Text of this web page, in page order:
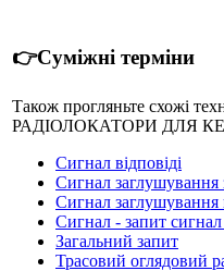
👉Суміжні терміни
Також прогляньте схожі
РАДІОЛОКАТОРИ ДЛЯ
Сигнал відповіді
Сигнал заглушування
Сигнал заглушування
Сигнал - запит
Загальний запит
Трасовий оглядовий